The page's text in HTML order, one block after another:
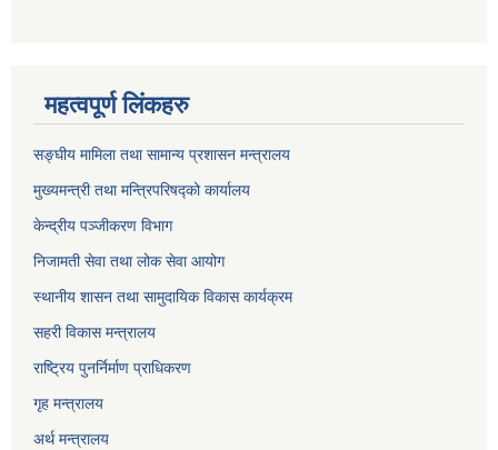
महत्वपूर्ण लिंकहरु
सङ्घीय मामिला तथा सामान्य प्रशासन मन्त्रालय
मुख्यमन्त्री तथा मन्त्रिपरिषद्को कार्यालय
केन्द्रीय पञ्जीकरण विभाग
निजामती सेवा तथा लोक सेवा आयोग
स्थानीय शासन तथा सामुदायिक विकास कार्यक्रम
सहरी विकास मन्त्रालय
राष्ट्रिय पुनर्निर्माण प्राधिकरण
गृह मन्त्रालय
अर्थ मन्त्रालय